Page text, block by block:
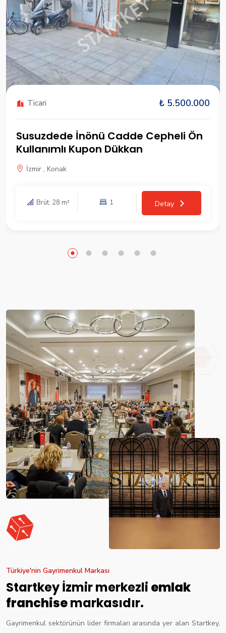
Ticari ₺ 5.500.000
Susuzdede İnönü Cadde Cepheli Ön
Kullanımlı Kupon Dükkan
İzmir , Konak
Brüt: 28 m² 1 Detay
Türkiye'nin Gayrimenkul Markası
Startkey İzmir merkezli emlak
franchisemarkasıdır.
Gayrimenkul sektörünün lider firmaları arasında yer alan Startkey,